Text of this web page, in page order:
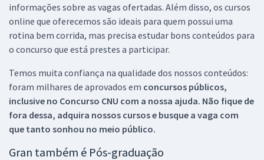
informações sobre as vagas ofertadas. Além disso, os cursos
online que oferecemos são ideais para quem possui uma
rotina bem corrida, mas precisa estudar bons conteúdos para
o concurso que está prestes a participar.
Temos muita confiança na qualidade dos nossos conteúdos:
foram milhares de aprovados em concursos públicos,
inclusive no Concurso CNU com a nossa ajuda. Não fique de
fora dessa, adquira nossos cursos e busque a vaga com
que tanto sonhou no meio público.
Gran também é Pós-graduação